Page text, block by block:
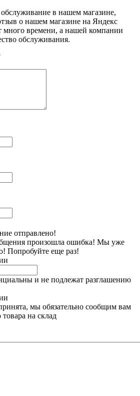
в нашем магазине,
о нашем магазине на Яндекс
много времени, а нашей компании
обслуживания.
отправлено!
произошла ошибка! Мы уже
Попробуйте еще раз!
и не подлежат разглашению
мы обязательно сообщим вам
на склад